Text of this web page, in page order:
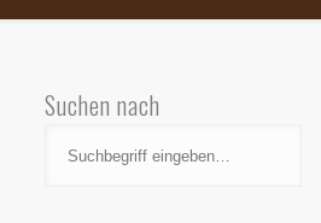
Suchen nach